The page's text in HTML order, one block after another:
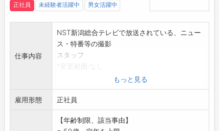
正社員 未経験者活躍中 男女活躍中
仕事内容
NST新潟総合テレビで放送されている、ニュー
ス・特番等の撮影
スタッフ
もっと見る
雇用形態 正社員
【年齢制限、該当事由】